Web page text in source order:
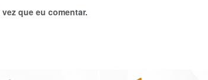
que eu comentar.